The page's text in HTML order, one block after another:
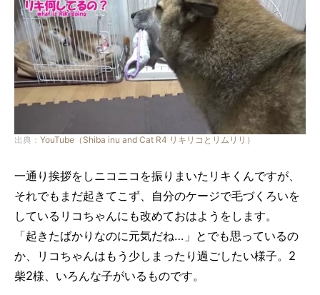
出典： YouTube（Shiba inu and Cat R4 リキリコとリムリリ）
一通り挨拶をしニコニコを振りまいたリキくんですが、
それでもまだ起きてこず、自分のケージで毛づくろいを
しているリコちゃんにも改めておはようをします。
「起きたばかりなのに元気だね…」とでも思っているの
か、リコちゃんはもう少しまったり過ごしたい様子。2
柴2様、いろんな子がいるものです。